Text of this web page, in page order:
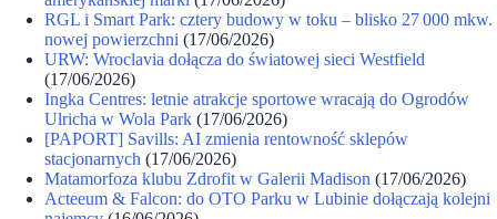
RGL i Smart Park: cztery budowy w toku – blisko 27 000 mkw.
nowej powierzchni (17/06/2026)
URW: Wroclavia dołącza do światowej sieci Westfield
(17/06/2026)
Ingka Centres: letnie atrakcje sportowe wracają do Ogrodów
Ulricha w Wola Park (17/06/2026)
[PAPORT] Savills: AI zmienia rentowność sklepów
stacjonarnych (17/06/2026)
Matamorfoza klubu Zdrofit w Galerii Madison (17/06/2026)
Acteeum & Falcon: do OTO Parku w Lubinie dołączają kolejni